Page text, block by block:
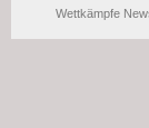
Wettkämpfe